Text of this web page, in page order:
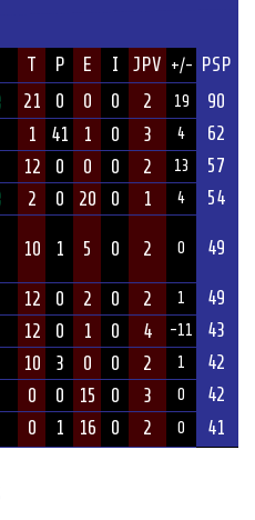
T P E I JPV +/- PSP
21 0 0 0 2 19 90
1 41 1 0 3 4 62
12 0 0 0 2 13 57
2 0 20 0 1 4 54
10 1 5 0 2 0 49
12 0 2 0 2 1 49
12 0 1 0 4 -11 43
10 3 0 0 2 1 42
0 0 15 0 3 0 42
0 1 16 0 2 0 41